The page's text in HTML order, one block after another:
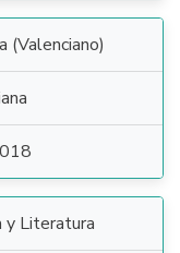
(Valenciano)
y Literatura